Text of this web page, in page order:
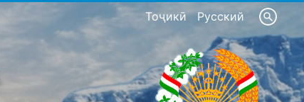
Тоҷикӣ Русский